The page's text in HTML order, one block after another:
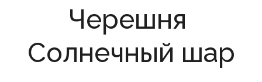
Черешня
Солнечный шар